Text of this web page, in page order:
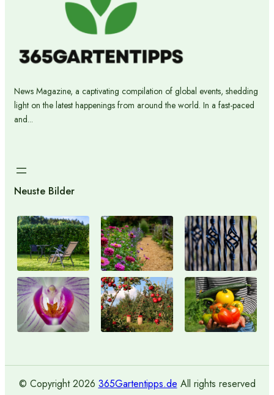
News Magazine, a captivating compilation of global events, shedding
light on the latest happenings from around the world. In a fast-paced
and...
Neuste Bilder
© Copyright2026 365Gartentipps.de All rights reserved